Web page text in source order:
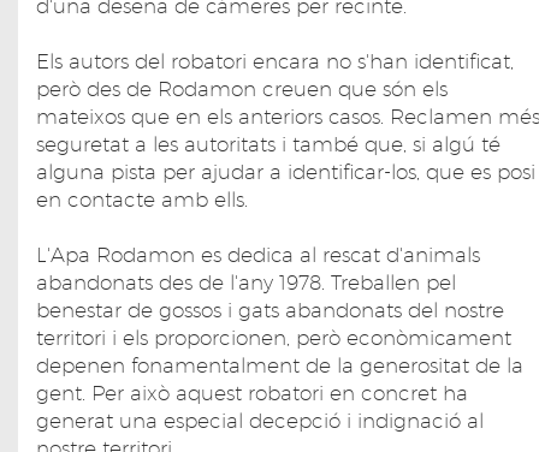
d'una desena de càmeres per recinte.
Els autors del robatori encara no s'han identificat,
però des de Rodamon creuen que són els
mateixos que en els anteriors casos. Reclamen més
seguretat a les autoritats i també que, si algú té
alguna pista per ajudar a identificar-los, que es posi
en contacte amb ells.
L'Apa Rodamon es dedica al rescat d'animals
abandonats des de l'any 1978. Treballen pel
benestar de gossos i gats abandonats del nostre
territori i els proporcionen, però econòmicament
depenen fonamentalment de la generositat de la
gent. Per això aquest robatori en concret ha
generat una especial decepció i indignació al